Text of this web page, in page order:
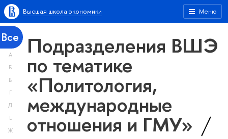
Меню
Высшая школа экономики
Все
А
Б
В
Г
Д
Е
Ж
Подразделения ВШЭ
по тематике
«Политология,
международные
отношения и ГМУ»